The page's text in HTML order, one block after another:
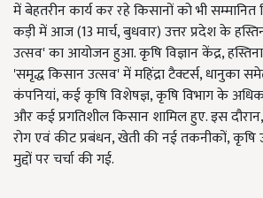
में बेहतरीन कार्य कर रहे किसानों को भी सम्मानित
कड़ी में आज (13 मार्च, बुधवार) उत्तर प्रदेश के
उत्सव' का आयोजन हुआ. कृषि विज्ञान केंद्र,
'समृद्ध किसान उत्सव' में महिंद्रा टैक्टर्स, धानुका
कंपनियां, कई कृषि विशेषज्ञ, कृषि विभाग के
और कई प्रगतिशील किसान शामिल हुए. इस
रोग एवं कीट प्रबंधन, खेती की नई तकनीकों,
मुद्दों पर चर्चा की गई.